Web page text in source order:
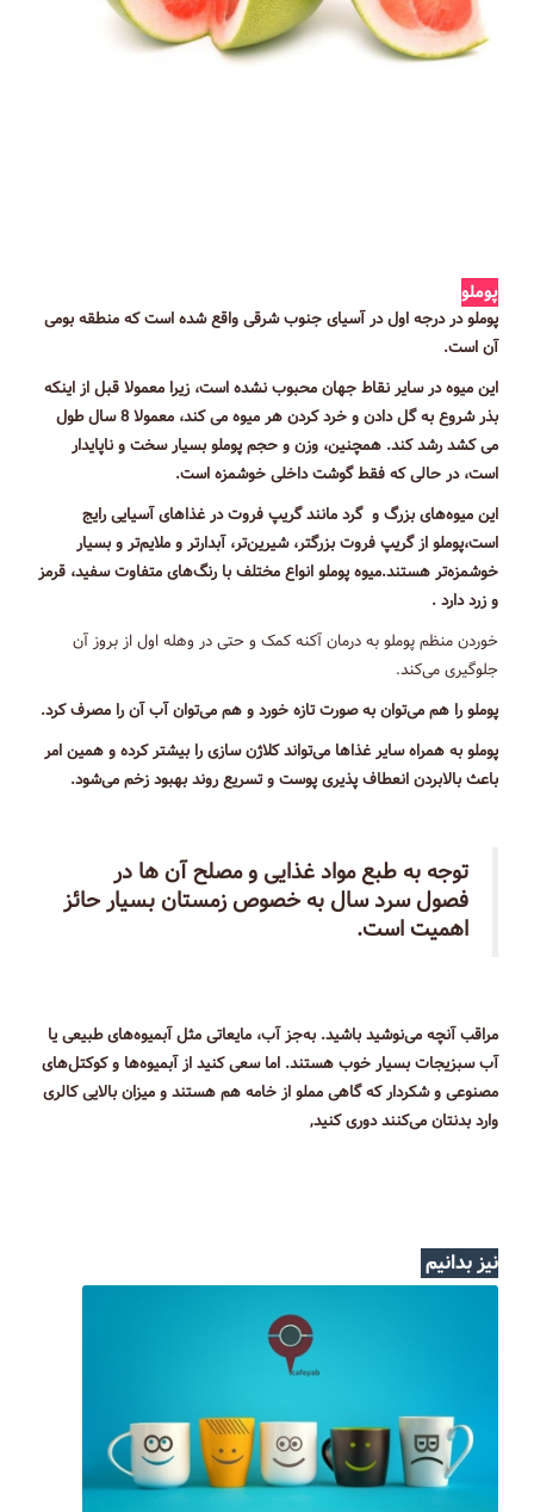
پوملو
پوملو در درجه اول در آسیای جنوب شرقی واقع شده است که منطقه بومی
آن است.
این میوه در سایر نقاط جهان محبوب نشده است، زیرا معمولا قبل از اینکه
بذر شروع به گل دادن و خرد کردن هر میوه می کند، معمولا 8 سال طول
می کشد رشد کند. همچنین، وزن و حجم پوملو بسیار سخت و ناپایدار
است، در حالی که فقط گوشت داخلی خوشمزه است.
این میوه‌های بزرگ و گرد مانند گریپ فروت در غذاهای آسیایی رایج
است،پوملو از گریپ فروت بزرگتر، شیرین‌تر، آبدارتر و ملایم‌تر و بسیار
خوشمزه‌تر هستند.میوه پوملو انواع مختلف با رنگ‌های متفاوت سفید، قرمز
و زرد دارد .
خوردن منظم پوملو به درمان آکنه کمک و حتی در وهله اول از بروز آن
جلوگیری می‌کند.
پوملو را هم می‌توان به صورت تازه خورد و هم می‌توان آب آن را مصرف کرد.
پوملو به همراه سایر غذاها می‌تواند کلاژن سازی را بیشتر کرده و همین امر
باعث بالابردن انعطاف پذیری پوست و تسریع روند بهبود زخم می‌شود.
توجه به طبع مواد غذایی و مصلح آن ها در
فصول سرد سال به خصوص زمستان بسیار حائز
اهمیت است.
مراقب آنچه می‌نوشید باشید. به‌جز آب، مایعاتی مثل آبمیوه‌های طبیعی یا
آب سبزیجات بسیار خوب هستند. اما سعی کنید از آبمیوه‌ها و کوکتل‌های
مصنوعی و شکردار که گاهی مملو از خامه هم هستند و میزان بالایی کالری
وارد بدنتان می‌کنند دوری کنید,
نیز بدانیم